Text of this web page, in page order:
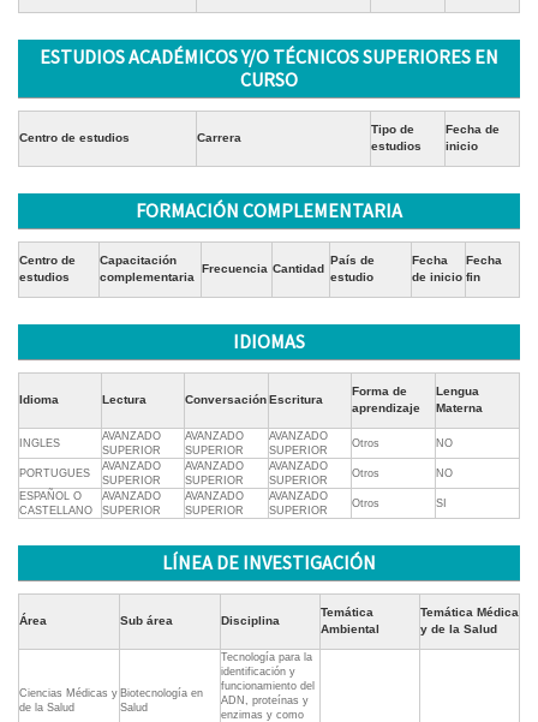
ESTUDIOS ACADÉMICOS Y/O TÉCNICOS SUPERIORES EN
CURSO
Centro de estudios Carrera
Tipo de
estudios
Fecha de
inicio
FORMACIÓN COMPLEMENTARIA
Centro de
estudios
Capacitación
complementaria
Frecuencia Cantidad
País de
estudio
Fecha
de inicio
Fecha
fin
IDIOMAS
Idioma Lectura ConversaciónEscritura
Forma de
aprendizaje
Lengua
Materna
INGLES
AVANZADO
SUPERIOR
AVANZADO
SUPERIOR
AVANZADO
SUPERIOR
Otros NO
PORTUGUES
AVANZADO
SUPERIOR
AVANZADO
SUPERIOR
AVANZADO
SUPERIOR
Otros
NO
ESPAÑOL O
CASTELLANO
AVANZADO
SUPERIOR
AVANZADO
SUPERIOR
AVANZADO
SUPERIOR
Otros SI
LÍNEA DE INVESTIGACIÓN
Área Sub área Disciplina
Temática
Ambiental
Temática Médica
y de la Salud
Ciencias Médicas y
de la Salud
Biotecnología en
Salud
Tecnología para la
identificación y
funcionamiento del
ADN, proteínas y
enzimas y como